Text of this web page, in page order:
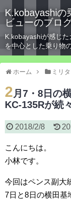
K.kobayashiの
ビューのブロ
K.kobayashiが感じ
を中心とした乗り物
ホーム ミリ
2 月7・8日の
KC-135Rが続
2018/2/8
こんにちは。
小林です。
今回はペンス副大
7日と8日の横田基